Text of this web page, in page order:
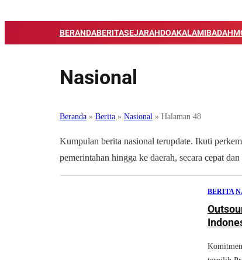
BERANDABERITASEJARAHDOAKALAMIBADAH
Nasional
Beranda » Berita » Nasional » Halaman 48
Kumpulan berita nasional terupdate. Ikuti
pemerintahan hingga ke daerah, secara cepat dan
BERITA |